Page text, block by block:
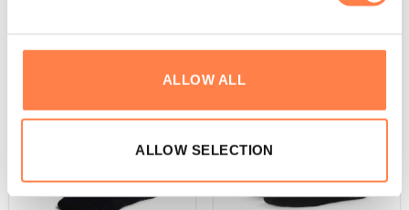
ALLOW ALL
ALLOW SELECTION